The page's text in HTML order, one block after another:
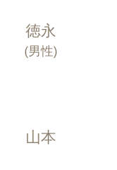
徳永
(男性)
山本